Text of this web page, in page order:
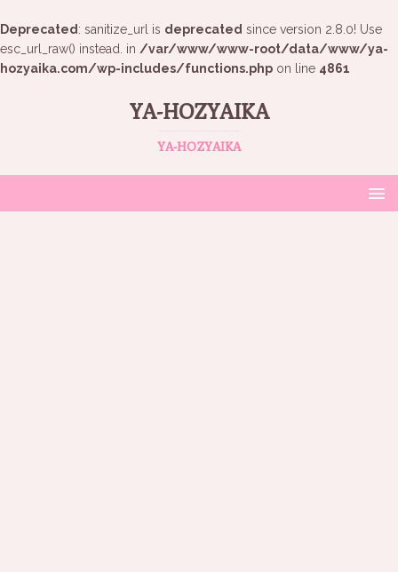
Deprecated : sanitize_url is deprecated since version 2.8.0! Use
esc_url_raw() instead. in /var/www/www-root/data/www/ya-
hozyaika.com/wp-includes/functions.php on line 4861
YA-HOZYAIKA
YA-HOZYAIKA